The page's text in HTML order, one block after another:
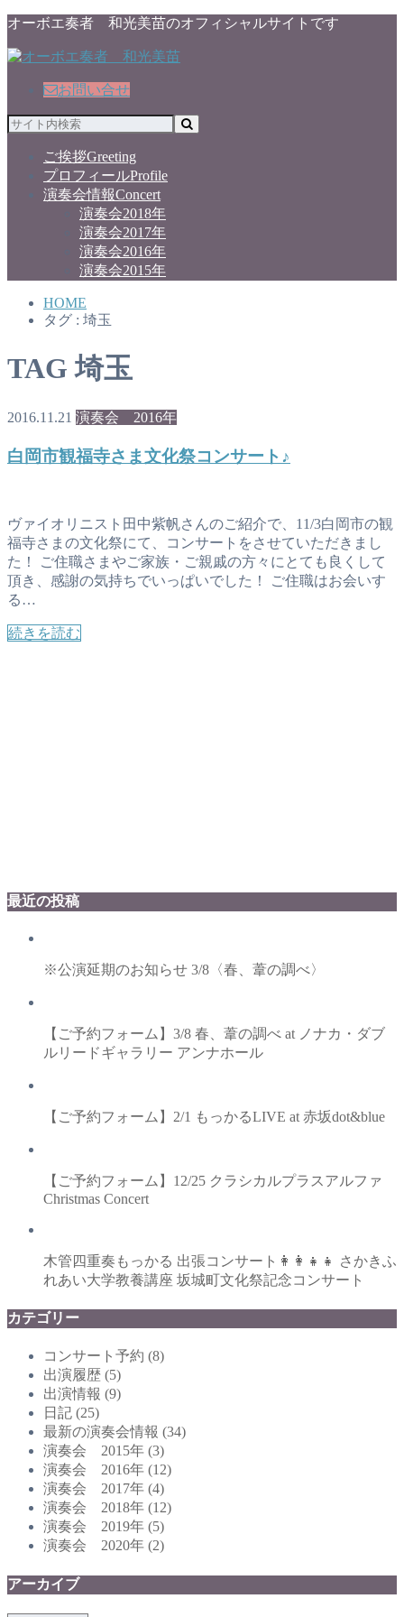
オーボエ奏者 和光美苗のオフィシャルサイトです
お問い合せ
ご挨拶Greeting
プロフィールProfile
演奏会情報Concert
演奏会2018年
演奏会2017年
演奏会2016年
演奏会2015年
HOME
タグ : 埼玉
TAG 埼玉
2016.11.21 演奏会 2016年
白岡市観福寺さま文化祭コンサート♪
ヴァイオリニスト田中紫帆さんのご紹介で、11/3白岡市の観
福寺さまの文化祭にて、コンサートをさせていただきまし
た！ ご住職さまやご家族・ご親戚の方々にとても良くして
頂き、感謝の気持ちでいっぱいでした！ ご住職はお会いす
る…
続きを読む
最近の投稿
※公演延期のお知らせ 3/8〈春、葦の調べ〉
【ご予約フォーム】3/8 春、葦の調べ at ノナカ・ダブ
ルリードギャラリー アンナホール
【ご予約フォーム】2/1 もっかるLIVE at 赤坂dot&blue
【ご予約フォーム】12/25 クラシカルプラスアルファ
Christmas Concert
木管四重奏もっかる 出張コンサート👩‍👩‍👧‍👧 さかきふ
れあい大学教養講座 坂城町文化祭記念コンサート
カテゴリー
コンサート予約 (8)
出演履歴 (5)
出演情報 (9)
日記 (25)
最新の演奏会情報 (34)
演奏会 2015年 (3)
演奏会 2016年 (12)
演奏会 2017年 (4)
演奏会 2018年 (12)
演奏会 2019年 (5)
演奏会 2020年 (2)
アーカイブ